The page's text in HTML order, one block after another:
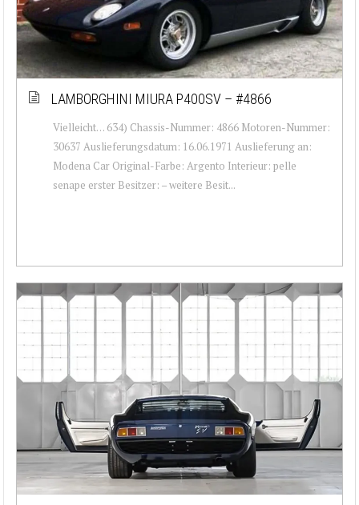
LAMBORGHINI MIURA P400SV – #4866
Vielleicht… 634) Chassis-Nummer: 4866 Motoren-Nummer:
30637 Auslieferungsdatum: 16.06.1971 Auslieferung an:
Modena Car Original-Farbe: Argento Interieur: pelle
senape erster Besitzer: – weitere Besit...